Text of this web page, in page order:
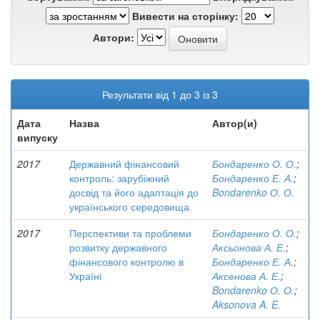
Вивести на сторінку:
Автори:
Результати від 1 до 3 із 3
Дата
випуску
Назва Автор(и)
2017
Державний фінансовий
контроль: зарубіжний
досвід та його адаптація до
українського середовища
Бондаренко О. О.;
Бондаренко Е. А.;
Bondarenko О. О.
2017
Перспективи та проблеми
розвитку державного
фінансового контролю в
Україні
Бондаренко О. О.;
Аксьонова А. Е.;
Бондаренко Е. А.;
Аксенова А. Е.;
Bondarenko О. О.;
Aksonova A. E.